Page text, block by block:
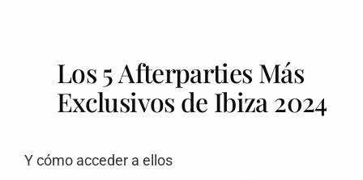
Los 5 Afterparties Más
Exclusivos de Ibiza 2024
Y cómo acceder a ellos